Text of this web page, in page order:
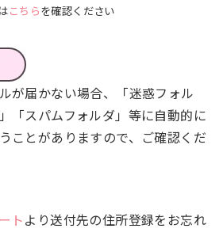
こちらを確認ください
が届かない場合、「迷惑フォル
「スパムフォルダ」等に自動的に
ことがありますので、ご確認くだ
トより送付先の住所登録をお忘れ